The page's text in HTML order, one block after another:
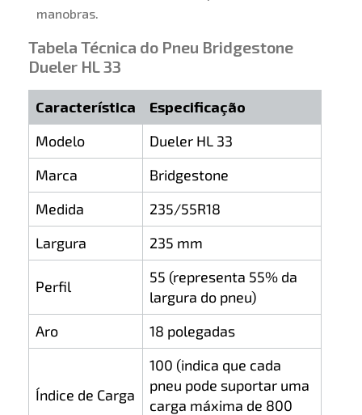
manobras.
Tabela Técnica do Pneu Bridgestone
Dueler HL 33
Característica
Especificação
Modelo
Dueler HL 33
Marca
Bridgestone
Medida
235/55R18
Largura
235 mm
Perfil
55 (representa 55% da
largura do pneu)
Aro
18 polegadas
Índice de Carga
100 (indica que cada
pneu pode suportar uma
carga máxima de 800